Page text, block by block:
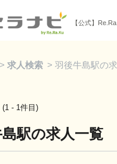
【公式】
> 求人検索 > 羽後牛島駅の
(1 - 1件目)
駅の求人一覧